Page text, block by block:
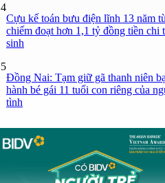
4
Cựu kế toán bưu điện lĩnh 13 năm
chiếm đoạt hơn 1,1 tỷ đồng tiền chi
sinh
5
Đồng Nai: Tạm giữ gã thanh niên
hành bé gái 11 tuổi con riêng của
tình